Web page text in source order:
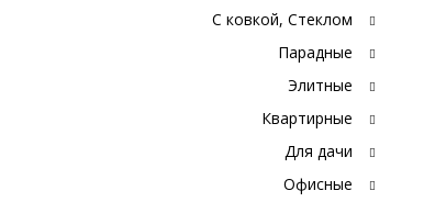
С ковкой, Стеклом
Парадные
Элитные
Квартирные
Для дачи
Офисные